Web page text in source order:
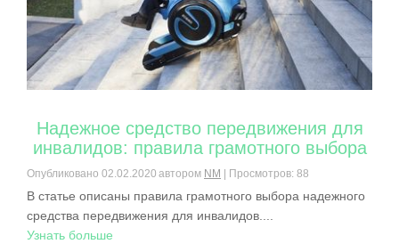
Надежное средство передвижения для
инвалидов: правила грамотного выбора
Опубликовано 02.02.2020 автором NM | Просмотров: 88
В статье описаны правила грамотного выбора надежного
средства передвижения для инвалидов....
Узнать больше